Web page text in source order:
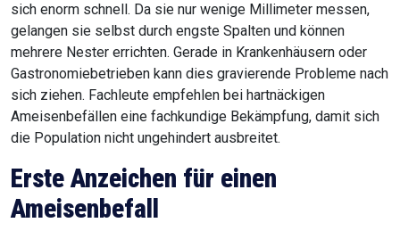
sich enorm schnell. Da sie nur wenige Millimeter messen,
gelangen sie selbst durch engste Spalten und können
mehrere Nester errichten. Gerade in Krankenhäusern oder
Gastronomiebetrieben kann dies gravierende Probleme nach
sich ziehen. Fachleute empfehlen bei hartnäckigen
Ameisenbefällen eine fachkundige Bekämpfung, damit sich
die Population nicht ungehindert ausbreitet.
Erste Anzeichen für einen
Ameisenbefall